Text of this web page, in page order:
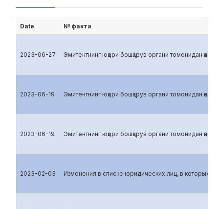
Date № факта
2023-06-27 Эмитентнинг юқори бошқарув органи томонидан қабул
2023-06-19 Эмитентнинг юқори бошқарув органи томонидан қабул
2023-06-19 Эмитентнинг юқори бошқарув органи томонидан қабул
2023-02-03 Изменения в списке юридических лиц, в которых